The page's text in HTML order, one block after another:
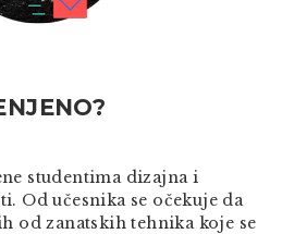
studentima dizajna i
Od učesnika se očekuje da
od zanatskih tehnika koje se